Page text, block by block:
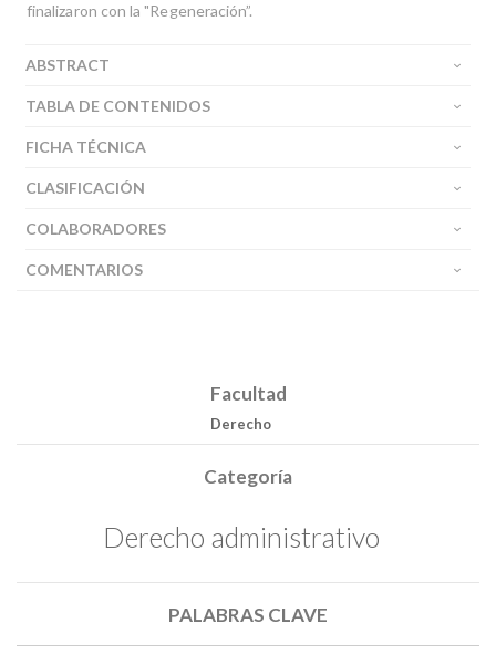
finalizaron con la "Regeneración”.
ABSTRACT
TABLA DE CONTENIDOS
FICHA TÉCNICA
CLASIFICACIÓN
COLABORADORES
COMENTARIOS
Facultad
Derecho
Categoría
Derecho administrativo
PALABRAS CLAVE